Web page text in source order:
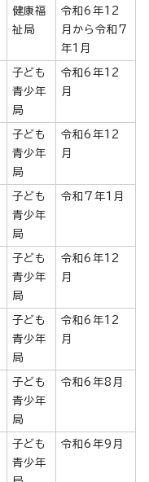
健康福
祉局
令和6年12
月から令和7
年1月
子ども
青少年
局
令和6年12
月
子ども
青少年
局
令和6年12
月
子ども
青少年
局
令和7年1月
子ども
青少年
局
令和6年12
月
子ども
青少年
局
令和6年12
月
子ども
青少年
局
令和6年8月
子ども
青少年
令和6年9月